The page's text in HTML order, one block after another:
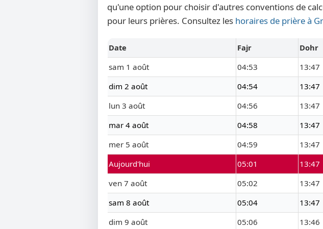
qu'une option pour choisir d'autres conventions de
pour leurs prières. Consultez les horaires de prière à
Date Fajr Dohr
sam 1 août
04:53 13:47
dim 2 août
04:54 13:47
lun 3 août
04:56 13:47
mar 4 août
04:58 13:47
mer 5 août
04:59 13:47
Aujourd'hui
05:01 13:47
ven 7 août
05:02 13:47
sam 8 août
05:04 13:47
dim 9 août
05:06 13:46